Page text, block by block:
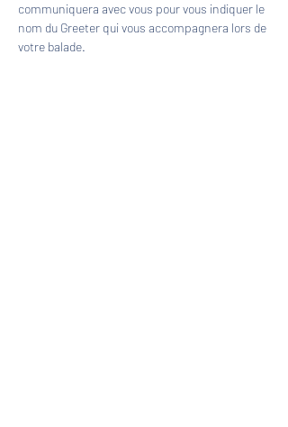
communiquera avec vous pour vous indiquer le
nom du Greeter qui vous accompagnera lors de
votre balade.